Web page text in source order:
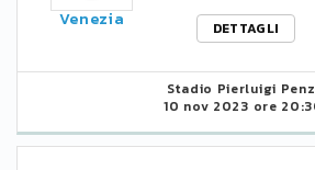
Venezia
DETTAGLI
Stadio Pierluigi
10 nov 2023 ore